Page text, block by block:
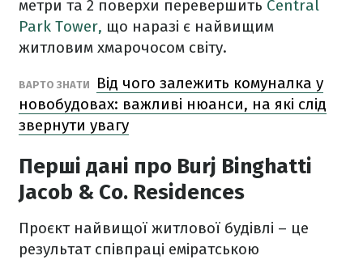
метри та 2 поверхи перевершить Central
Park Tower, що наразі є найвищим
житловим хмарочосом світу.
ВАРТО ЗНАТИ
Від чого залежить комуналка у
новобудовах: важливі нюанси, на які слід
звернути увагу
Перші дані про Burj Binghatti
Jacob & Co. Residences
Проєкт найвищої житлової будівлі – це
результат співпраці еміратською